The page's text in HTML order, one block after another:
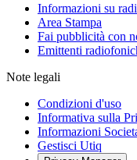
Informazioni su
Area Stampa
Fai pubblicità con
Emittenti
Note legali
Condizioni d'uso
Informativa sulla
Informazioni
Gestisci Utiq